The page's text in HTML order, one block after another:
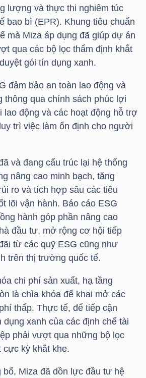
lượng và thực thi nghiêm túc
bao bì (EPR). Khung tiêu chuẩn
mà Miza áp dụng đã giúp dự án
qua các bộ lọc thẩm định khắt
gói tín dụng xanh.
đảm bảo an toàn lao động và
thông qua chính sách phúc lợi
lao động và các hoạt động hỗ trợ
trì việc làm ổn định cho người
và đang cấu trúc lại hệ thống
nâng cao minh bạch, tăng
ro và tích hợp sâu các tiêu
lõi vận hành. Báo cáo ESG
hành góp phần nâng cao
đầu tư, mở rộng cơ hội tiếp
từ các quỹ ESG cũng như
trên thị trường quốc tế.
chi phí sản xuất, hạ tầng
là chìa khóa để khai mở các
thấp. Thực tế, để tiếp cận
xanh của các định chế tài
phải vượt qua những bộ lọc
cực kỳ khắt khe.
bố, Miza đã dồn lực đầu tư hệ